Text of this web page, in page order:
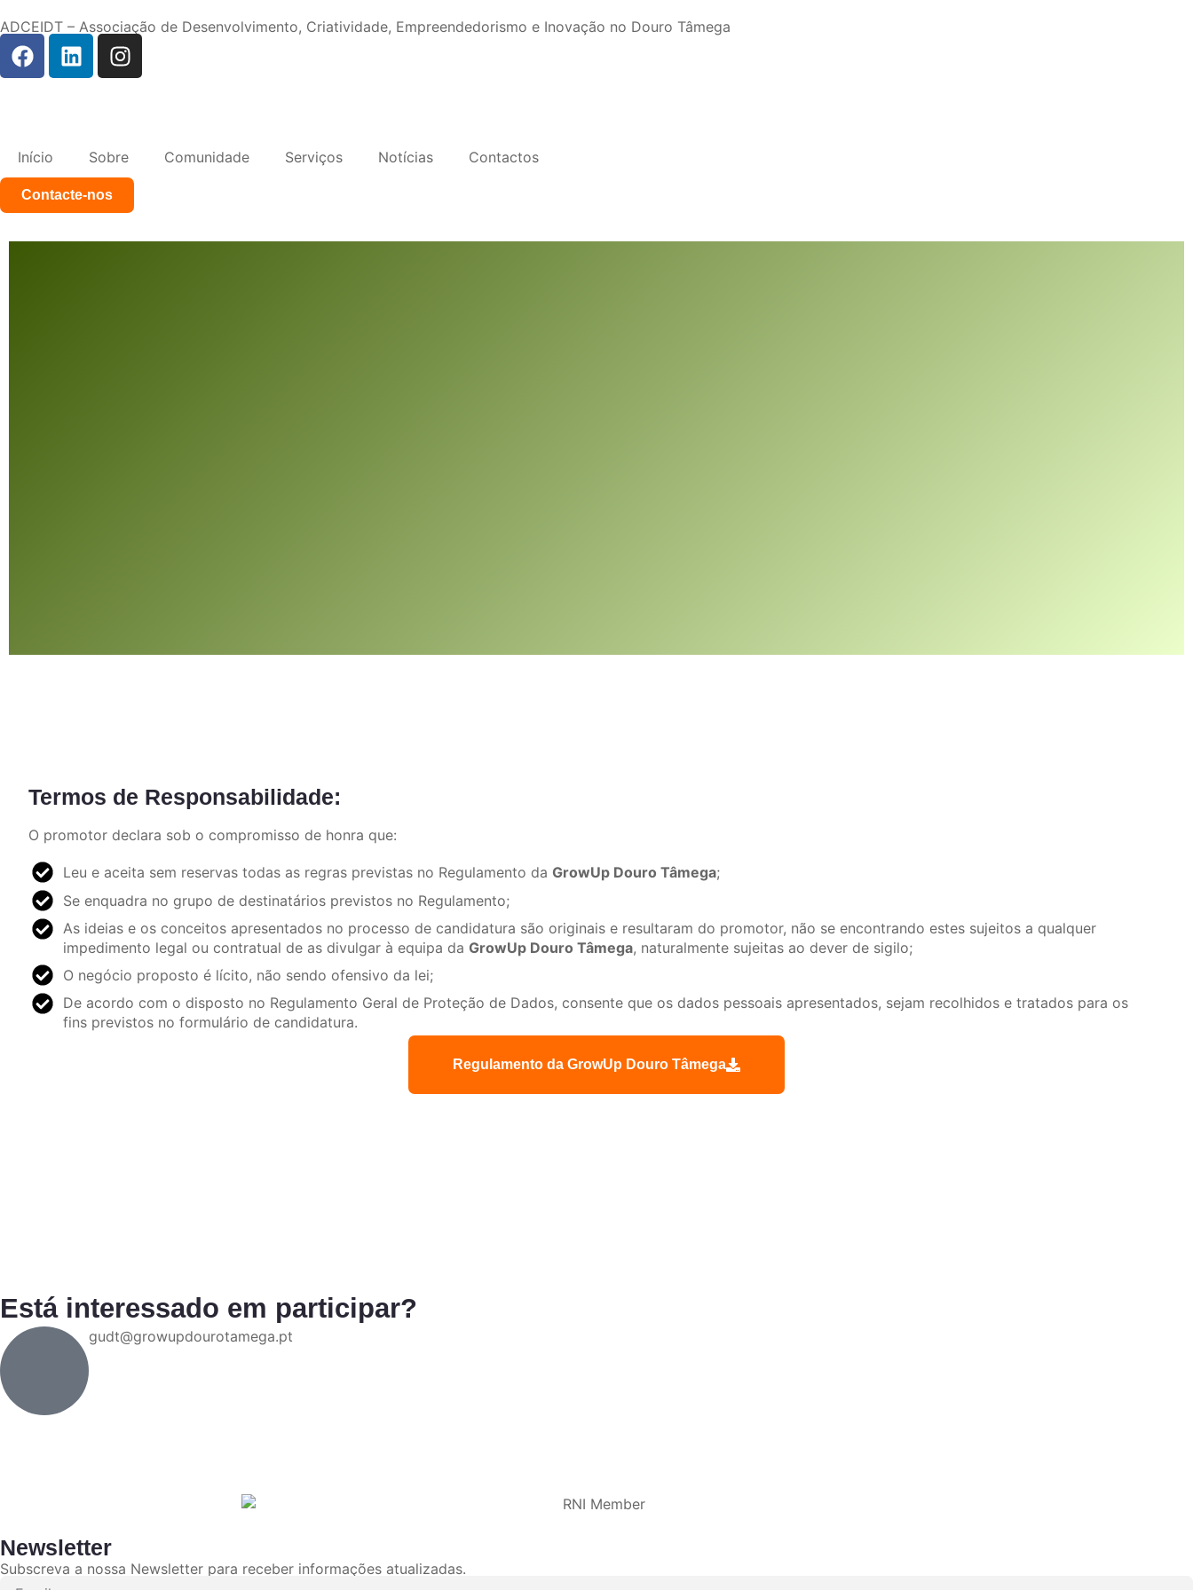
ADCEIDT – Associação de Desenvolvimento, Criatividade, Empreendedorismo e Inovação no Douro Tâmega
Início Sobre Comunidade Serviços Notícias Contactos
Contacte-nos
Termos de Responsabilidade:
O promotor declara sob o compromisso de honra que:
Leu e aceita sem reservas todas as regras previstas no Regulamento da GrowUp Douro Tâmega;
Se enquadra no grupo de destinatários previstos no Regulamento;
As ideias e os conceitos apresentados no processo de candidatura são originais e resultaram do promotor, não se encontrando estes sujeitos a qualquer
impedimento legal ou contratual de as divulgar à equipa da GrowUp Douro Tâmega, naturalmente sujeitas ao dever de sigilo;
O negócio proposto é lícito, não sendo ofensivo da lei;
De acordo com o disposto no Regulamento Geral de Proteção de Dados, consente que os dados pessoais apresentados, sejam recolhidos e tratados para os
fins previstos no formulário de candidatura.
Regulamento da GrowUp Douro Tâmega
Está interessado em participar?
gudt@growupdourotamega.pt
Newsletter
Subscreva a nossa Newsletter para receber informações atualizadas.